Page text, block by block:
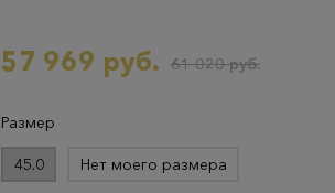
57 969 руб. 61 020 руб.
Размер
45.0 Нет моего размера